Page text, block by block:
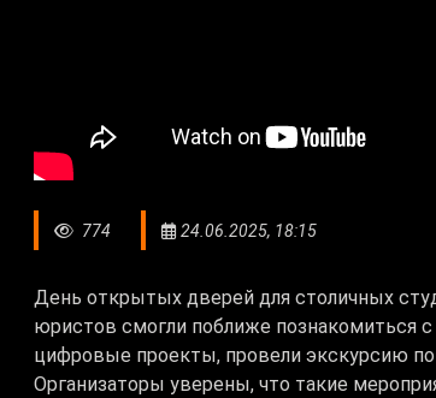
774 24.06.2025, 18:15
День открытых дверей для столичных
юристов смогли поближе познакомиться
цифровые проекты, провели экскурсию
Организаторы уверены, что такие